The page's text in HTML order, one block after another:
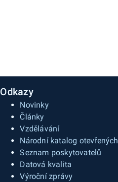
Odkazy
Novinky
Články
Vzdělávání
Národní katalog
Seznam poskytovatelů
Datová kvalita
Výroční zprávy